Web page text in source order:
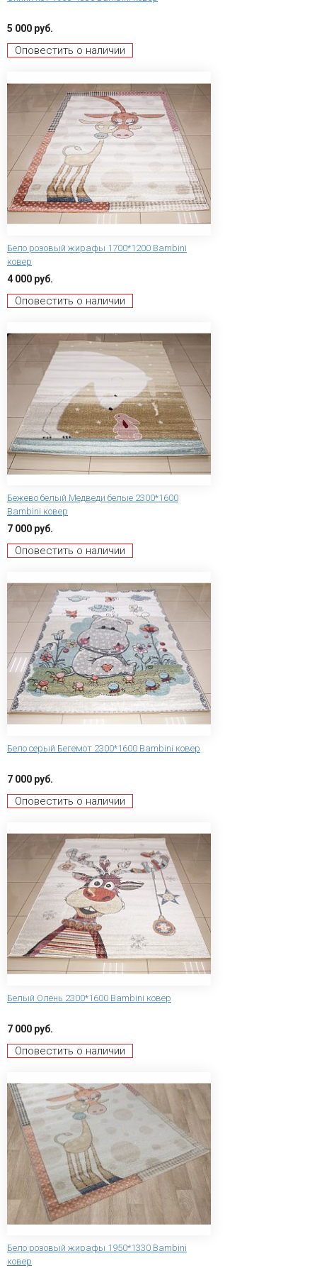
5 000 руб.
Оповестить о наличии
Бело розовый жирафы 1700*1200 Bambini
ковер
4 000 руб.
Оповестить о наличии
Бежево белый Медведи белые 2300*1600
Bambini ковер
7 000 руб.
Оповестить о наличии
Бело серый Бегемот 2300*1600 Bambini ковер
7 000 руб.
Оповестить о наличии
Белый Олень 2300*1600 Bambini ковер
7 000 руб.
Оповестить о наличии
Бело розовый жирафы 1950*1330 Bambini
ковер